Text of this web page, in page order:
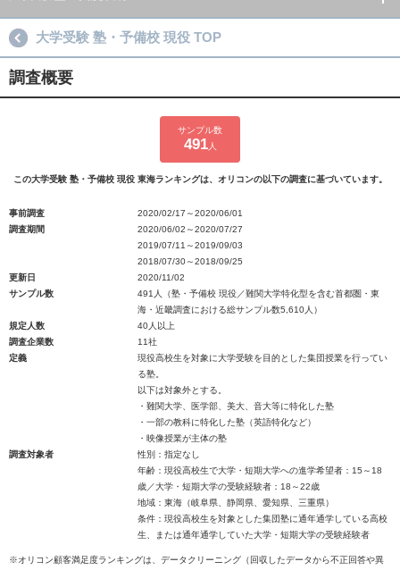
大学受験 塾・予備校 現役 TOP
調査概要
サンプル数
491人
この大学受験 塾・予備校 現役 東海ランキングは、オリコンの以下の調査に基づいています。
事前調査
2020/02/17～2020/06/01
調査期間
2020/06/02～2020/07/27
2019/07/11～2019/09/03
2018/07/30～2018/09/25
更新日
2020/11/02
サンプル数
491人（塾・予備校 現役／難関大学特化型を含む首都圏・東
海・近畿調査における総サンプル数5,610人）
規定人数
40人以上
調査企業数
11社
定義
現役高校生を対象に大学受験を目的とした集団授業を行ってい
る塾。
以下は対象外とする。
・難関大学、医学部、美大、音大等に特化した塾
・一部の教科に特化した塾（英語特化など）
・映像授業が主体の塾
調査対象者
性別：指定なし
年齢：現役高校生で大学・短期大学への進学希望者：15～18
歳／大学・短期大学の受験経験者：18～22歳
地域：東海（岐阜県、静岡県、愛知県、三重県）
条件：現役高校生を対象とした集団塾に通年通学している高校
生、または通年通学していた大学・短期大学の受験経験者
※オリコン顧客満足度ランキングは、データクリーニング（回収したデータから不正回答や異